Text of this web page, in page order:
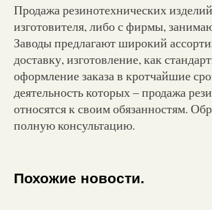
Продажа резинотехнических
изготовителя, либо с фирмы,
Заводы предлагают широкий
доставку, изготовление, как
оформление заказа в кротчайшие
деятельность которых – продажа
относятся к своим обязанностям.
полную консультацию.
Похожие новости.